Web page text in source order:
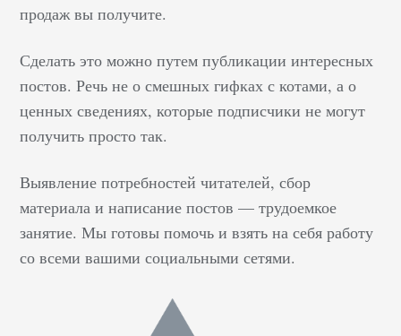
продаж вы получите.
Сделать это можно путем публикации интересных
постов. Речь не о смешных гифках с котами, а о
ценных сведениях, которые подписчики не могут
получить просто так.
Выявление потребностей читателей, сбор
материала и написание постов — трудоемкое
занятие. Мы готовы помочь и взять на себя работу
со всеми вашими социальными сетями.